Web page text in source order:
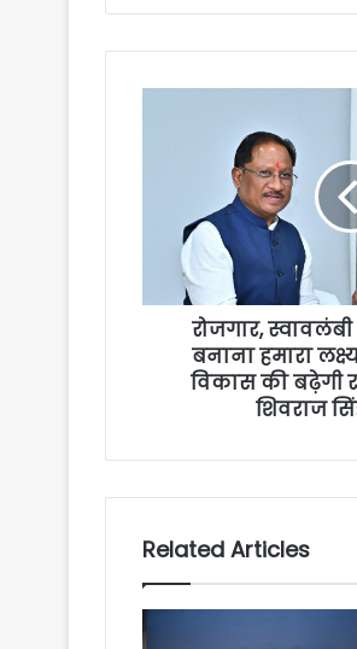
रोजगार,
बनाना हमारा
विकास की बढ़ेगी
शिवराज
Related Articles